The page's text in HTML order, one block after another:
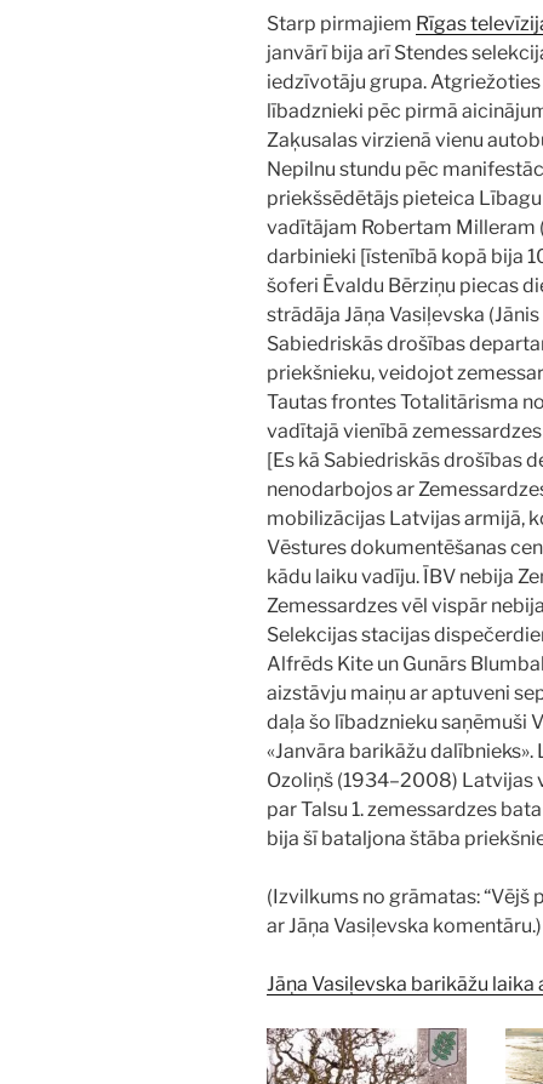
Starp pirmajiem Rīgas
janvārī bija arī Stendes
iedzīvotāju grupa.
lībadznieki pēc pirmā
Zaķusalas virzienā vienu
Nepilnu stundu pēc
priekšsēdētājs pieteica
vadītājam Robertam Milleram
darbinieki [īstenībā kopā bija
šoferi Ēvaldu Bērziņu piecas
strādāja Jāņa Vasiļevska
Sabiedriskās drošības
priekšnieku, veidojot
Tautas frontes Totalitārisma
vadītajā vienībā
[Es kā Sabiedriskās drošības
nenodarbojos ar
mobilizācijas Latvijas armijā,
Vēstures dokumentēšanas
kādu laiku vadīju. ĪBV nebija
Zemessardzes vēl vispār
Selekcijas stacijas
Alfrēds Kite un Gunārs
aizstāvju maiņu ar aptuveni
daļa šo lībadznieku saņēmuši
«Janvāra barikāžu
Ozoliņš (1934–2008) Latvijas
par Talsu 1. zemessardzes
bija šī bataljona štāba
(Izvilkums no grāmatas:
ar Jāņa Vasiļevska komentāru.)
Jāņa Vasiļevska barikāžu